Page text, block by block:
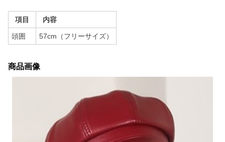
項目 内容
頭囲 57cm（フリーサイズ）
商品画像